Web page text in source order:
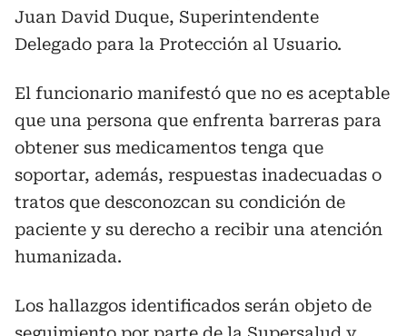
Juan David Duque, Superintendente
Delegado para la Protección al Usuario.
El funcionario manifestó que no es aceptable
que una persona que enfrenta barreras para
obtener sus medicamentos tenga que
soportar, además, respuestas inadecuadas o
tratos que desconozcan su condición de
paciente y su derecho a recibir una atención
humanizada.
Los hallazgos identificados serán objeto de